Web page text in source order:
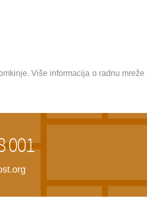
Više informacija o radnu mreže
001